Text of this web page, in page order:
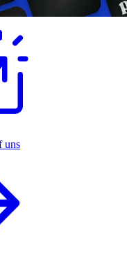
uns